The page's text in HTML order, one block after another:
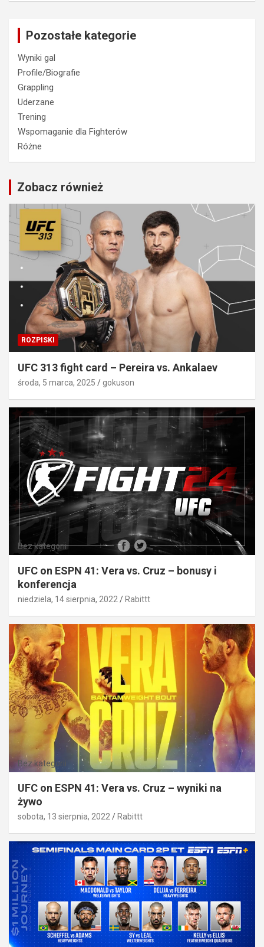
Pozostałe kategorie
Wyniki gal
Profile/Biografie
Grappling
Uderzane
Trening
Wspomaganie dla Fighterów
Różne
Zobacz również
ROZPISKI
UFC 313 fight card – Pereira vs. Ankalaev
środa, 5 marca, 2025 gokuson
Bez kategorii
UFC on ESPN 41: Vera vs. Cruz – bonusy i
konferencja
niedziela, 14 sierpnia, 2022 Rabittt
Bez kategorii
UFC on ESPN 41: Vera vs. Cruz – wyniki na
żywo
sobota, 13 sierpnia, 2022 Rabittt